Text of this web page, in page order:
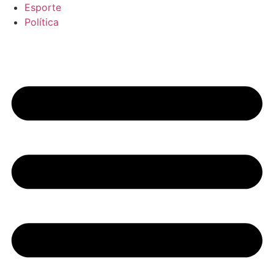
Esporte
Política